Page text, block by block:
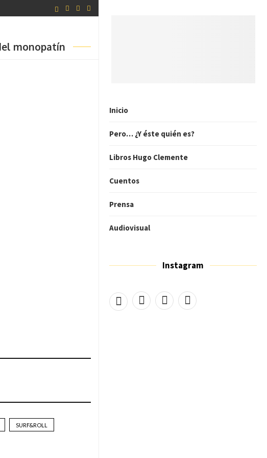
Inicio
Pero… ¿Y éste quién es?
Libros Hugo Clemente
Cuentos
Prensa
Audiovisual
Instagram
monopatín
SURF&ROLL